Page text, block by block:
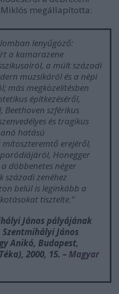
megállapította:
lenyűgöző:
a kamarazene
a múlt századi
muzsikáról és a népi
más megközelítésben
építkezéséről,
szférikus
és tragikus
hatású
erejéről,
Honegger
döbbenetes néger
századi zenéhez
belül is leginkább a
tisztelte.”
János pályájának
Szentmihályi János
Anikó, Budapest,
2000, 15. – Magyar